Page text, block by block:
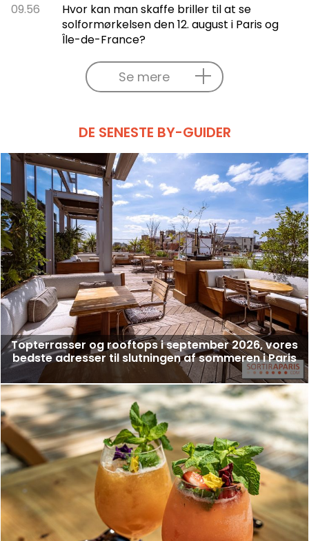
09.56
Hvor kan man skaffe briller til at se
solformørkelsen den 12. august i Paris og
Île-de-France?
Se mere
DE SENESTE BY-GUIDER
Topterrasser og rooftops i september 2026, vores
bedste adresser til slutningen af sommeren i Paris